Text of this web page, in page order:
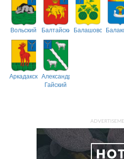
Вольский БалтайскийБалашовский
АркадакскийАлександрово-
Гайский